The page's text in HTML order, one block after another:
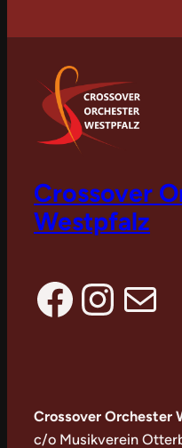
Crossover
Westpfalz
Facebook Instagram E-Mail
Crossover Orchester
c/o Musikverein